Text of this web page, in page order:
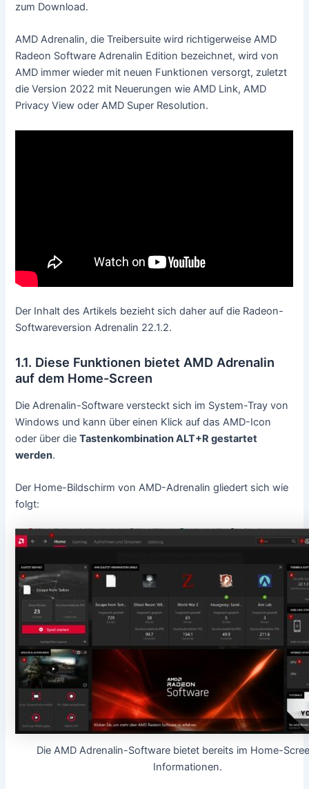
zum Download.
AMD Adrenalin, die Treibersuite wird richtigerweise AMD
Radeon Software Adrenalin Edition bezeichnet, wird von
AMD immer wieder mit neuen Funktionen versorgt, zuletzt
die Version 2022 mit Neuerungen wie AMD Link, AMD
Privacy View oder AMD Super Resolution.
Der Inhalt des Artikels bezieht sich daher auf die Radeon-
Softwareversion Adrenalin 22.1.2.
1.1. Diese Funktionen bietet AMD Adrenalin
auf dem Home-Screen
Die Adrenalin-Software versteckt sich im System-Tray von
Windows und kann über einen Klick auf das AMD-Icon
oder über dieTastenkombination ALT+R gestartet
werden.
Der Home-Bildschirm von AMD-Adrenalin gliedert sich wie
folgt:
Die AMD Adrenalin-Software bietet bereits im Home-
Informationen.